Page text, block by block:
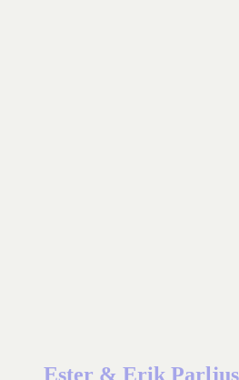
Ester & Erik